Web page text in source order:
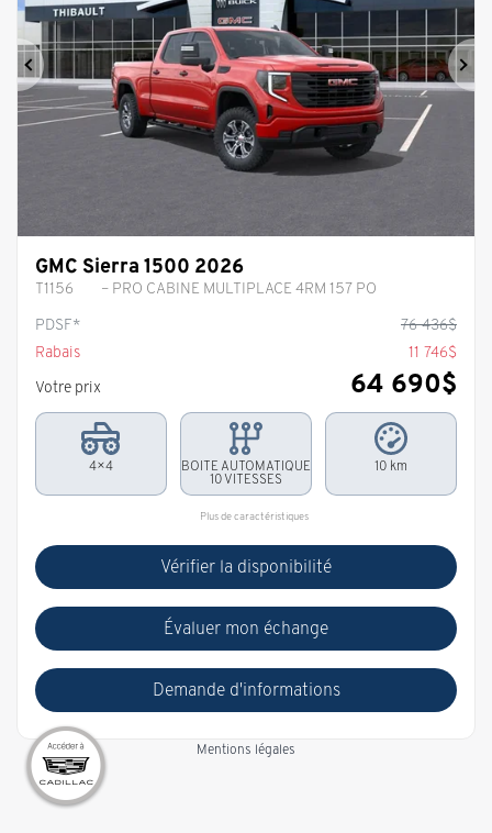
Précédent
GMC Sierra 1500 2026
T1156
– PRO CABINE MULTIPLACE 4RM 157 PO
PDSF*
76 436$
Rabais
11 746$
Votre prix
64 690$
4×4
BOITE AUTOMATIQUE
10 VITESSES
10 km
Plus de caractéristiques
Vérifier la disponibilité
Évaluer mon échange
Demande d'informations
Mentions légales